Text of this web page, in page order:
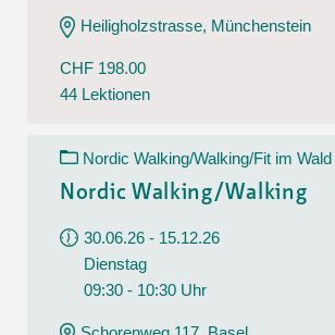
Heiligholzstrasse, Münchenstein
CHF 198.00
44 Lektionen
Nordic Walking/Walking/Fit im
Nordic Walking/Walking
30.06.26 - 15.12.26
Dienstag
09:30 - 10:30 Uhr